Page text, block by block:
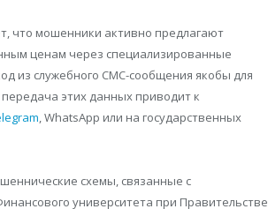
что мошенники активно предлагают
ценам через специализированные
из служебного СМС-сообщения якобы для
этих данных приводит к
, WhatsApp или на государственных
схемы, связанные с
университета при Правительстве